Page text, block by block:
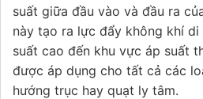
suất giữa đầu vào và đầu ra
này tạo ra lực đẩy không khí
suất cao đến khu vực áp suất
được áp dụng cho tất cả các
hướng trục hay quạt ly tâm.